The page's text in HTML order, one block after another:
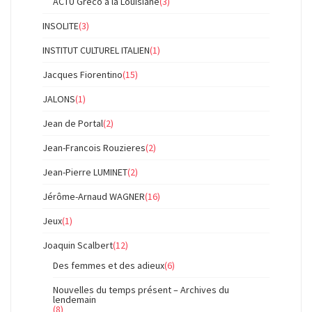
INSOLITE(3)
INSTITUT CULTUREL ITALIEN(1)
Jacques Fiorentino(15)
JALONS(1)
Jean de Portal(2)
Jean-Francois Rouzieres(2)
Jean-Pierre LUMINET(2)
Jérôme-Arnaud WAGNER(16)
Jeux(1)
Joaquin Scalbert(12)
Des femmes et des adieux(6)
Nouvelles du temps présent – Archives du
lendemain
(8)